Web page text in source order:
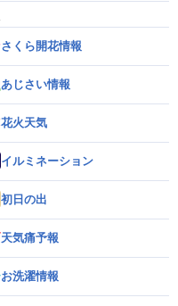
さくら開花情報
あじさい情報
花火天気
イルミネーション
初日の出
天気痛予報
お洗濯情報